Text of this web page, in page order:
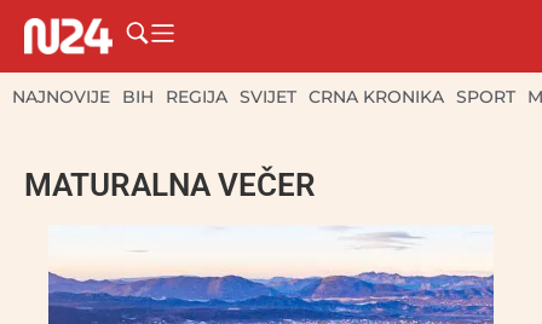
NAJNOVIJE BIH REGIJA SVIJET CRNA KRONIKA SPORT
MATURALNA VEČER